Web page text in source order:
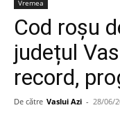
Vremea
Cod roșu
județul
record,
De către Vaslui Azi - 28/06/